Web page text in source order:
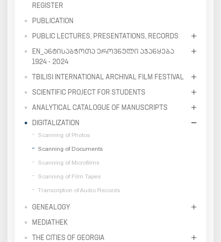
REGISTER
PUBLICATION
PUBLIC LECTURES, PRESENTATIONS, RECORDS
EN_ᲐᲜᲢᲘᲡᲐᲑᲭᲝᲗᲐ ᲔᲠᲝᲕᲜᲣᲚᲘ ᲐᲯᲐᲜᲧᲔᲑᲐ
1924 - 2024
TBILISI INTERNATIONAL ARCHIVAL FILM FESTIVAL
SCIENTIFIC PROJECT FOR STUDENTS
ANALYTICAL CATALOGUE OF MANUSCRIPTS
DIGITALIZATION
Scanning of Photos
Scanning of Documents
Scanning of Microfilms
Scanning of Film Tapes
Transcription of Audio Records
GENEALOGY
MEDIATHEK
THE CITIES OF GEORGIA